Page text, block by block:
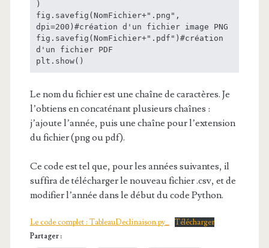
)
fig.savefig(NomFichier+".png",
dpi=200)#création d'un fichier image PNG
fig.savefig(NomFichier+".pdf")#création
d'un fichier PDF
plt.show()
Le nom du fichier est une chaîne de caractères. Je
l’obtiens en concaténant plusieurs chaînes :
j’ajoute l’année, puis une chaîne pour l’extension
du fichier (png ou pdf).
Ce code est tel que, pour les années suivantes, il
suffira de télécharger le nouveau fichier .csv, et de
modifier l’année dans le début du code Python.
Le code complet : TableauDeclinaison.py_ Télécharger
Partager :